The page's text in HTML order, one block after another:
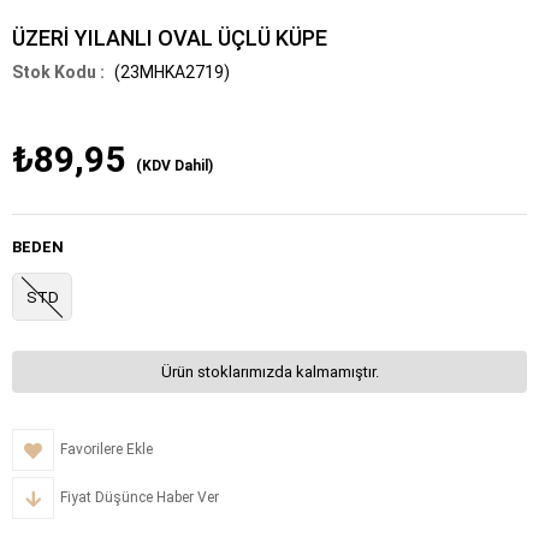
ÜZERİ YILANLI OVAL ÜÇLÜ KÜPE
(23MHKA2719)
₺89,95 (KDV Dahil)
BEDEN
STD
Ürün stoklarımızda kalmamıştır.
Favorilere Ekle
Fiyat Düşünce Haber Ver